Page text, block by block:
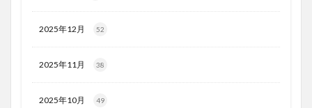
2025年12月 52
2025年11月 38
2025年10月 49